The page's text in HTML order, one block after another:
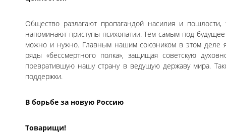
Общество разлагают пропагандой насилия и
напоминают приступы психопатии. Тем самым под
можно и нужно. Главным нашим союзником в этом деле
ряды «бессмертного полка», защищая советскую
превратившую нашу страну в ведущую державу мира.
поддержки.
В борьбе за новую Россию
Товарищи!